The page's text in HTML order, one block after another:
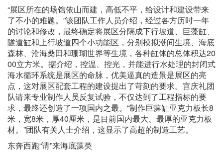
“展区所在的场馆依山而建，高低不平，给设计和建设带来
了不小的难题。”该团队工作人员介绍，经过各方历时一年
的讨论和修改，最终确定将展区分隔成下行坡道、巨藻缸、
隧道缸和上行坡道四个小功能区，分别模拟潮间生境、海底
森林、沧海桑田和珊瑚世界等生境，各种缸体的总体积达20
00立方米。据介绍，控温、控光，并能进行水处理的封闭式
海水循环系统是展区的命脉，优美逼真的造景是展区的亮
点，这对展区配套工程的建设提出了苛刻的要求。宫庆礼团
队请来专业制作人员反复试验，不仅达到了工程指标的要
求，最终还创造了一项国内之最。“制作巨藻缸亚克力板长8
米，宽8米，厚40厘米，是目前国内最大、最厚的亚克力板
材。”团队有关人士介绍，这显示了高超的制造工艺。
东奔西跑“请”来海底藻类